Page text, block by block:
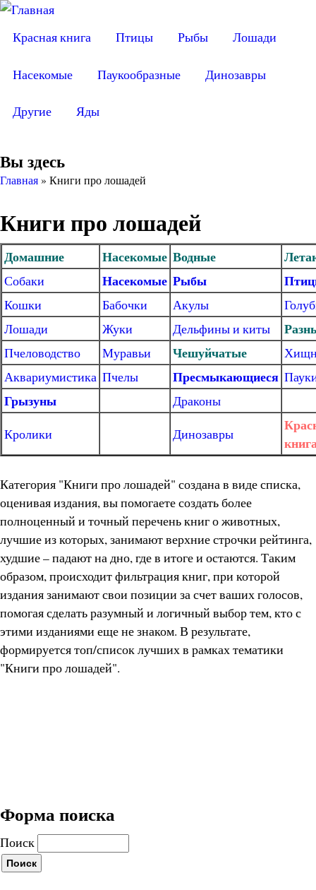
Красная книга Птицы Рыбы Лошади
Насекомые Паукообразные Динозавры
Другие Яды
Вы здесь
Главная» Книги про лошадей
Книги про лошадей
Домашние Насекомые Водные
Собаки Насекомые Рыбы
Кошки Бабочки Акулы
Лошади
Жуки Дельфины и киты
Пчеловодство Муравьи Чешуйчатые
Аквариумистика Пчелы Пресмыкающиеся
Грызуны
Драконы
Кролики
Динозавры
Категория "Книги про лошадей" создана в виде списка,
оценивая издания, вы помогаете создать более
полноценный и точный перечень книг о животных,
лучшие из которых, занимают верхние строчки рейтинга,
худшие – падают на дно, где в итоге и остаются. Таким
образом, происходит фильтрация книг, при которой
издания занимают свои позиции за счет ваших голосов,
помогая сделать разумный и логичный выбор тем, кто с
этими изданиями еще не знаком. В результате,
формируется топ/список лучших в рамках тематики
"Книги про лошадей".
Форма поиска
Поиск